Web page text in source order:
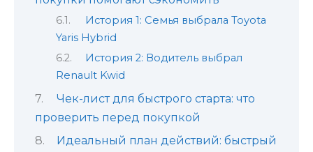
История 1: Семья выбрала Toyota
Yaris Hybrid
История 2: Водитель выбрал
Renault Kwid
Чек-лист для быстрого старта: что
проверить перед покупкой
Идеальный план действий: быстрый